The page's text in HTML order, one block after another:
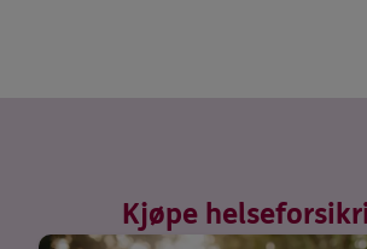
Kjøpe